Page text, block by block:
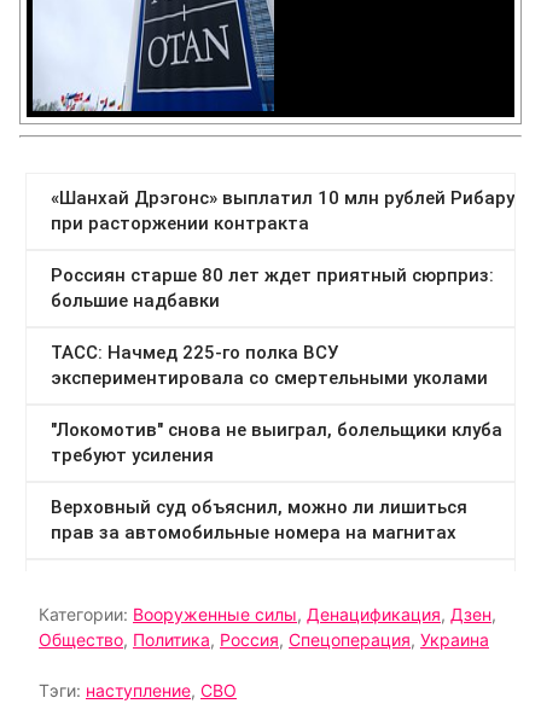
Категории: Вооруженные силы, Денацификация, Дзен,
Общество, Политика, Россия, Спецоперация, Украина
Тэги: наступление, СВО